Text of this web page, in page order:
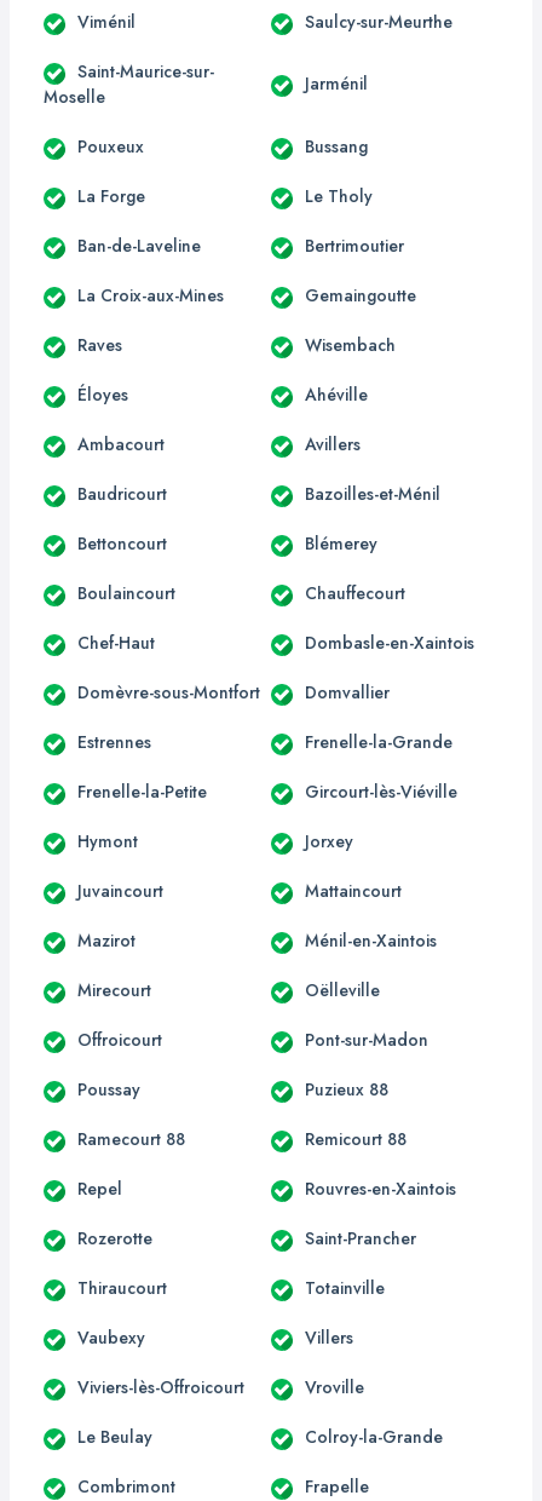
Viménil Saulcy-sur-Meurthe
Saint-Maurice-sur-
Moselle
Jarménil
Pouxeux Bussang
La Forge Le Tholy
Ban-de-Laveline Bertrimoutier
La Croix-aux-Mines Gemaingoutte
Raves Wisembach
Éloyes Ahéville
Ambacourt Avillers
Baudricourt Bazoilles-et-Ménil
Bettoncourt Blémerey
Boulaincourt Chauffecourt
Chef-Haut Dombasle-en-Xaintois
Domèvre-sous-Montfort Domvallier
Estrennes Frenelle-la-Grande
Frenelle-la-Petite Gircourt-lès-Viéville
Hymont Jorxey
Juvaincourt Mattaincourt
Mazirot Ménil-en-Xaintois
Mirecourt Oëlleville
Offroicourt Pont-sur-Madon
Poussay Puzieux 88
Ramecourt 88 Remicourt 88
Repel Rouvres-en-Xaintois
Rozerotte Saint-Prancher
Thiraucourt Totainville
Vaubexy Villers
Viviers-lès-Offroicourt Vroville
Le Beulay Colroy-la-Grande
Combrimont Frapelle